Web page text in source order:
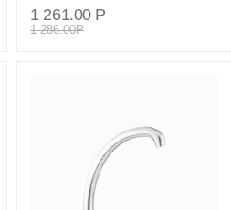
1 261.00 Р
1 286.00Р